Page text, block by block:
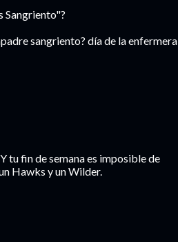
Sangriento"?
sangriento? día de la enfermera
tu fin de semana es imposible de
Hawks y un Wilder.